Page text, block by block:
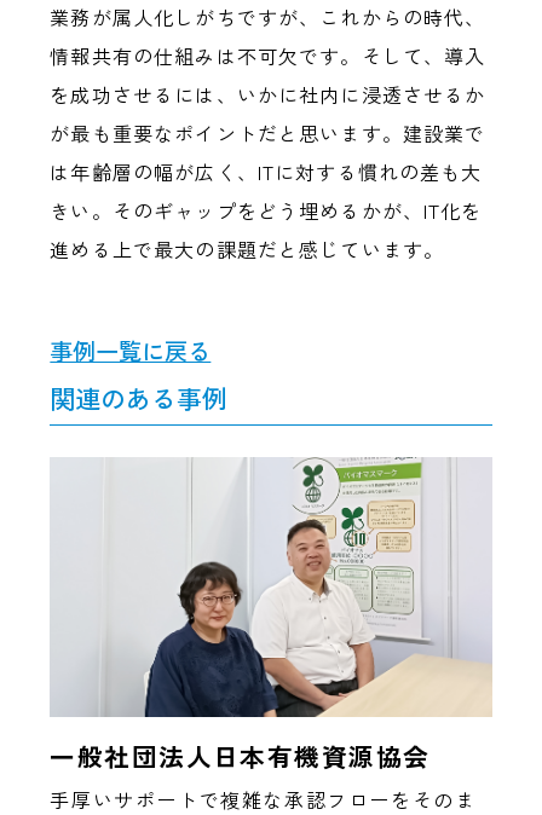
業務が属人化しがちですが、これからの時代、
情報共有の仕組みは不可欠です。そして、導入
を成功させるには、いかに社内に浸透させるか
が最も重要なポイントだと思います。建設業で
は年齢層の幅が広く、ITに対する慣れの差も大
きい。そのギャップをどう埋めるかが、IT化を
進める上で最大の課題だと感じています。
事例一覧に戻る
関連のある事例
一般社団法人日本有機資源協会
手厚いサポートで複雑な承認フローをそのま